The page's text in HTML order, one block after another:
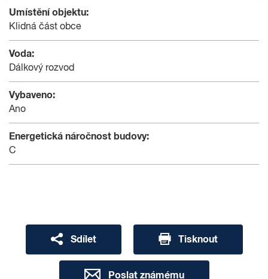
Umístění objektu:
Klidná část obce
Voda:
Dálkový rozvod
Vybaveno:
Ano
Energetická náročnost budovy:
C
Sdílet Tisknout
Poslat známému